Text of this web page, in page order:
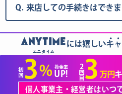
Q. 来店しての手続きはできま
ANYTIME
エニタイム
には嬉しいキ
初
回 3 % 換金率
UP!
2
回
目3 万円
個人事業主・経営者はいつ